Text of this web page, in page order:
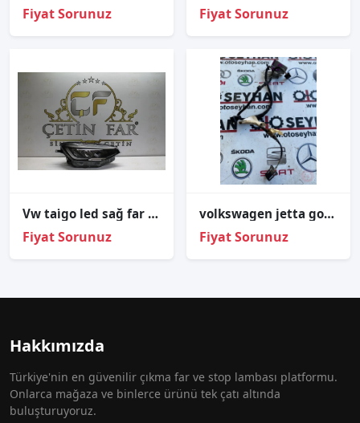
Fiyat Sorunuz Fiyat Sorunuz
Vw tai̇go led sağ far 2g7941006a
Fiyat Sorunuz
volkswagen jetta golf 5 sağ ön kapı kartonu tesisatı
Fiyat Sorunuz
Hakkımızda
Türkiye'nin en güvenilir çıkma far ve stop lambası platformu.
Onlarca mağaza ve binlerce ürünü tek çatı altında
buluşturuyoruz.